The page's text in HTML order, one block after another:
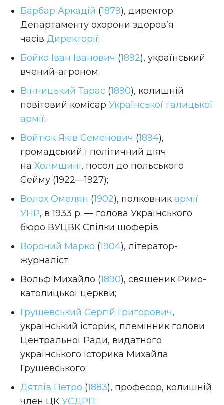
Барбар Аркадій (1879), директор
Департаменту охорони здоров’я
часів Директорії;
Бойко Іван Іванович (1892), український
вчений-агроном;
Вінницький Тарас (1890), колишній
повітовий комісар Української галицької
армії;
Войтюк Яків Семенович (1894),
громадський і політичний діяч
на Холмщині, посол до польського
Сейму (1922—1927);
Волох Омелян (1902), полковник армії
УНР, в 1933 р. — голова Українського
бюро ВУЦВК Спілки шоферів;
Вороний Марко (1904), літератор-
журналіст;
Вольф Михайло (1890), священик Римо-
католицької церкви;
Грушевський Сергій Григорович,
український історик, племінник голови
Центральної Ради, видатного
українського історика Михайла
Грушевського;
Дятлів Петро (1883), професор, колишній
член ЦК УСДРП;